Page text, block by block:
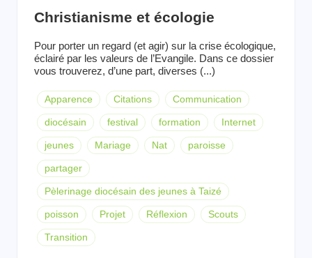
Christianisme et écologie
Pour porter un regard (et agir) sur la crise écologique,
éclairé par les valeurs de l’Evangile. Dans ce dossier
vous trouverez, d’une part, diverses (...)
Apparence Citations Communication
diocésain festival formation Internet
jeunes Mariage Nat paroisse
partager
Pèlerinage diocésain des jeunes à Taizé
poisson Projet Réflexion Scouts
Transition